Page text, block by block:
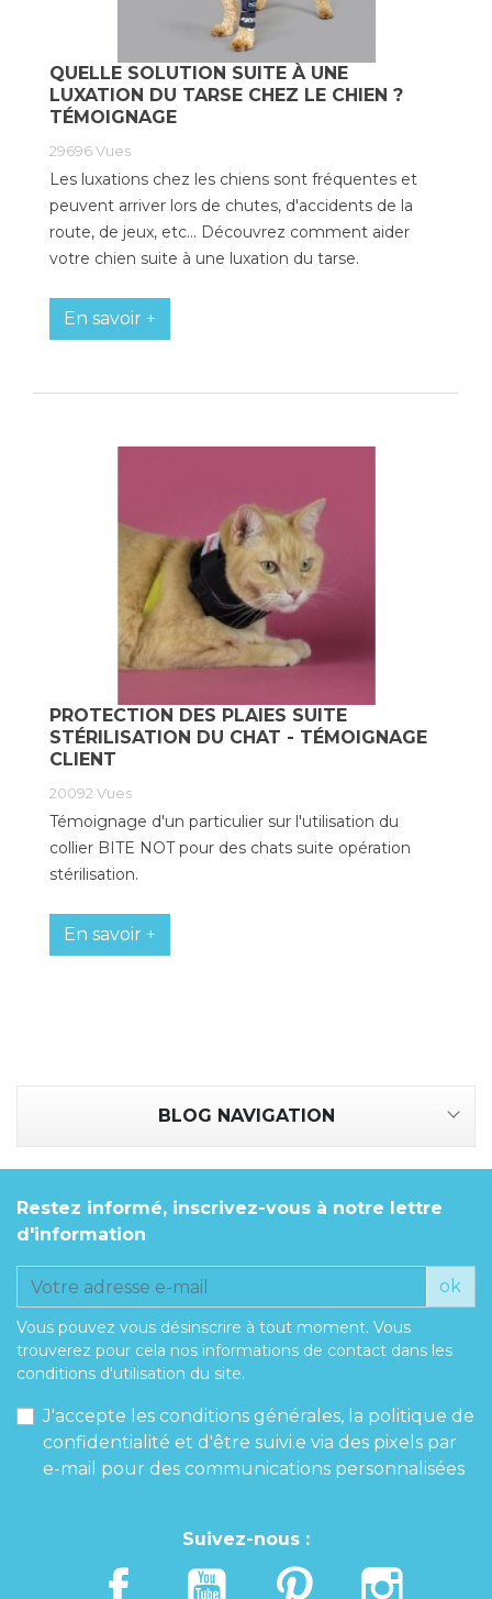
QUELLE SOLUTION SUITE À UNE
LUXATION DU TARSE CHEZ LE CHIEN ?
TÉMOIGNAGE
29696Vues
Les luxations chez les chiens sont fréquentes et
peuvent arriver lors de chutes, d'accidents de la
route, de jeux, etc... Découvrez comment aider
votre chien suite à une luxation du tarse.
En savoir +
PROTECTION DES PLAIES SUITE
STÉRILISATION DU CHAT - TÉMOIGNAGE
CLIENT
20092 Vues
Témoignage d'un particulier sur l'utilisation du
collier BITE NOT pour des chats suite opération
stérilisation.
En savoir +
BLOG NAVIGATION
Restez informé, inscrivez-vous à notre lettre
d'information
ok
Vous pouvez vous désinscrire à tout moment. Vous
trouverez pour cela nos informations de contact dans les
conditions d'utilisation du site.
J'accepte les conditions générales, la politique de
confidentialité et d'être suivi.e via des pixels par
e-mail pour des communications personnalisées
Suivez-nous :